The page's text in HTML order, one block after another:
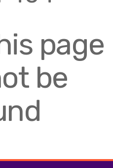
page
be